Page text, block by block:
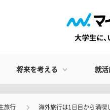
将来を考える 就活
旅行 海外旅行は1日目から満喫